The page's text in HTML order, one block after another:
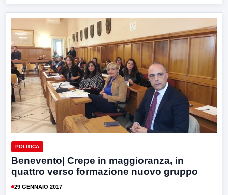
POLITICA
Benevento| Crepe in maggioranza, in
quattro verso formazione nuovo gruppo
29 GENNAIO 2017